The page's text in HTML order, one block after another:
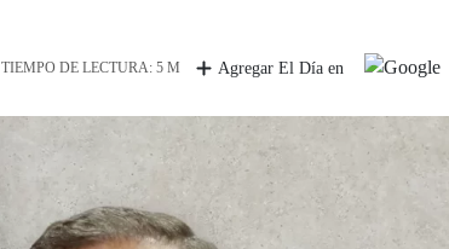
TIEMPO DE LECTURA: 5 M Agregar El Día en